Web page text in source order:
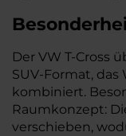
Der VW T-Cross
SUV-Format,
kombiniert.
Raumkonzept:
verschieben,